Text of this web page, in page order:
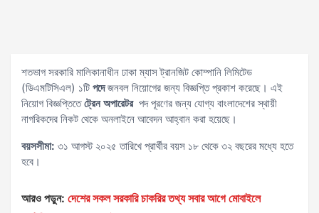
শতভাগ সরকারি মালিকানাধীন ঢাকা ম্যাস ট্রানজিট কোম্পানি লিমিটেড
(ডিএমটিসিএল) ১টি পদেজনবল নিয়োগের জন্য বিজ্ঞপ্তি প্রকাশ করেছে। এই
নিয়োগ বিজ্ঞপ্তিতেট্রেন অপারেটরপদ পূরণের জন্য যোগ্য বাংলাদেশের স্থায়ী
নাগরিকদের নিকট থেকে অনলাইনে আবেদন আহ্বান করা হয়েছে।
বয়সসীমা: ৩১ আগস্ট ২০২৫ তারিখে প্রার্থীর বয়স ১৮ থেকে ৩২ বছরের মধ্যে হতে
হবে।
আরও পড়ুন: দেশের সকল সরকারি চাকরির তথ্য সবার আগে মোবাইলে